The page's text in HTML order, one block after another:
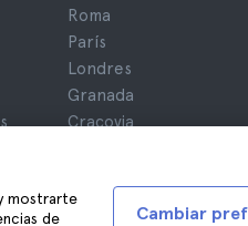
mostrarte
de
Cambiar
Roma
París
Londres
Granada
Cracovia